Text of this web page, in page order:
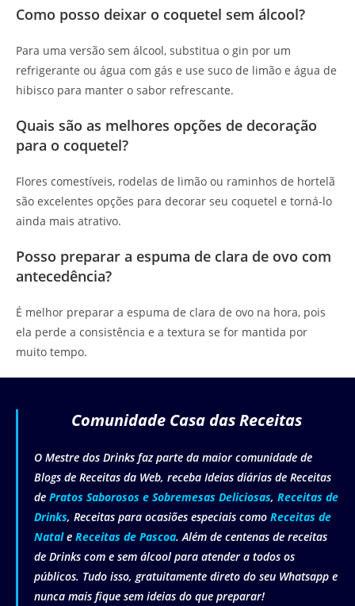
Como posso deixar o coquetel sem álcool?
Para uma versão sem álcool, substitua o gin por um
refrigerante ou água com gás e use suco de limão e água de
hibisco para manter o sabor refrescante.
Quais são as melhores opções de decoração
para o coquetel?
Flores comestíveis, rodelas de limão ou raminhos de hortelã
são excelentes opções para decorar seu coquetel e torná-lo
ainda mais atrativo.
Posso preparar a espuma de clara de ovo com
antecedência?
É melhor preparar a espuma de clara de ovo na hora, pois
ela perde a consistência e a textura se for mantida por
muito tempo.
Comunidade Casa das Receitas
O Mestre dos Drinks faz parte da maior comunidade de
Blogs de Receitas da Web, receba Ideias diárias de Receitas
de Pratos Saborosos e Sobremesas Deliciosas, Receitas de
Drinks, Receitas para ocasiões especiais como Receitas de
Natale Receitas de Pascoa. Além de centenas de receitas
de Drinks com e sem álcool para atender a todos os
públicos. Tudo isso, gratuitamente direto do seu Whatsapp e
nunca mais fique sem ideias do que preparar!